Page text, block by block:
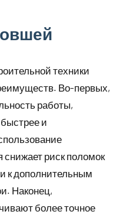
техники
Во-первых,
работы,
и
снижает риск поломок
к дополнительным
Наконец,
более точное